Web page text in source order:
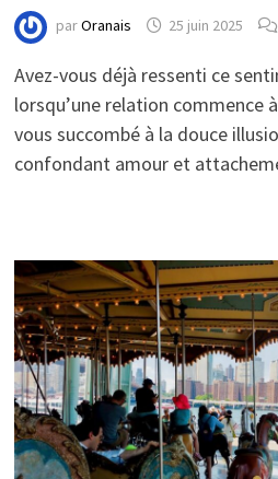
parOranais 25 juin 2025
Avez-vous déjà ressenti ce
lorsqu’une relation commence
vous succombé à la douce
confondant amour et